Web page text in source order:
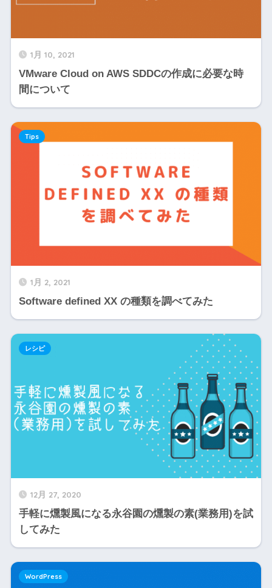
1月 10, 2021
VMware Cloud on AWS SDDCの作成に必要な時
間について
1月 2, 2021
Software defined XX の種類を調べてみた
Tips
12月 27, 2020
手軽に燻製風になる永谷園の燻製の素(業務用)を試
してみた
レシピ
WordPress